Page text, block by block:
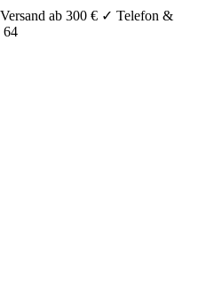
ab 300 € ✓ Telefon &
64